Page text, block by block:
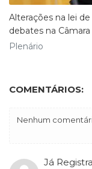
Alterações na lei
debates na Câmara
Plenário
COMENTÁRIOS:
Nenhum
Já